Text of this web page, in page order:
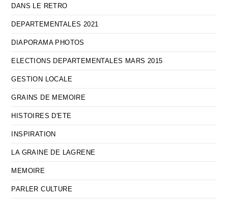
DANS LE RETRO
DEPARTEMENTALES 2021
DIAPORAMA PHOTOS
ELECTIONS DEPARTEMENTALES MARS 2015
GESTION LOCALE
GRAINS DE MEMOIRE
HISTOIRES D'ETE
INSPIRATION
LA GRAINE DE LAGRENE
MEMOIRE
PARLER CULTURE